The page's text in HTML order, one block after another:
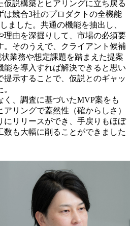
仮説構築とヒアリングに立ち戻る
は競合3社のプロダクトの全機能
ました。共通の機能を抽出し、
理由を深掘りして、市場の必須要
。そのうえで、クライアント候補
業務や想定課題を踏まえた提案
能を導入すれば解決できると思い
提示することで、仮説とのギャッ
く、調査に基づいたMVP案をも
リングで蓋然性（確からしさ）
にリリースができ、手戻りもほぼ
数も大幅に削ることができました